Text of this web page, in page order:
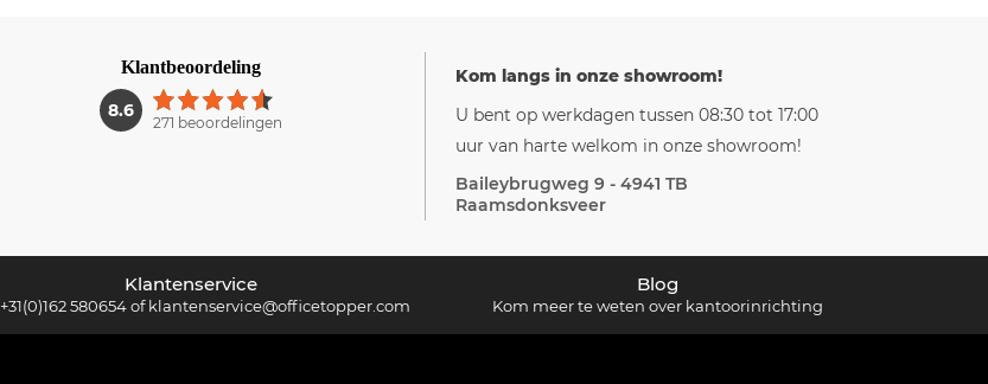
Klantbeoordeling
8.6 1
271 beoordelingen
Kom langs in onze showroom!
U bent op werkdagen tussen 08:30 tot 17:00
uur van harte welkom in onze showroom!
Baileybrugweg 9 - 4941 TB
Raamsdonksveer
Klantenservice
+31(0)162 580654ofklantenservice@officetopper.com
Blog
Kom meer te weten over kantoorinrichting